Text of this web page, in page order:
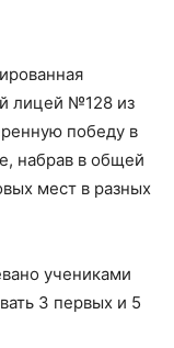
лицей №128 из
победу в
набрав в общей
мест в разных
учениками
3 первых и 5